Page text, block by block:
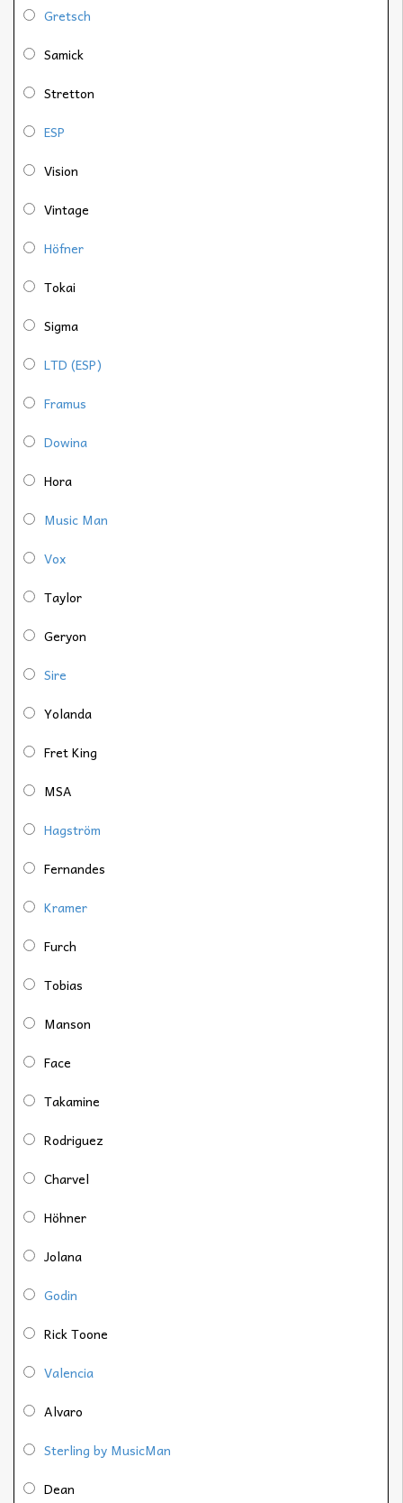
Gretsch
Samick
Stretton
ESP
Vision
Vintage
Höfner
Tokai
Sigma
LTD (ESP)
Framus
Dowina
Hora
Music Man
Vox
Taylor
Geryon
Sire
Yolanda
Fret King
MSA
Hagström
Fernandes
Kramer
Furch
Tobias
Manson
Face
Takamine
Rodriguez
Charvel
Höhner
Jolana
Godin
Rick Toone
Valencia
Alvaro
Sterling by MusicMan
Dean